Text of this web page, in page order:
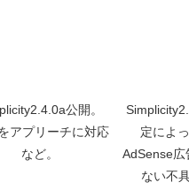
公開。
アプリーチに対応
など。
定によ
AdSense広
ない不